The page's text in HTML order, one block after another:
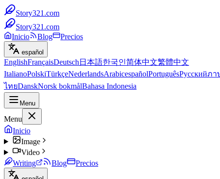
Story321.com
Story321.com
Inicio
Blog Precios
español
EnglishFrançaisDeutsch 日本語한국인简体中文繁體中文
ItalianoPolskiTürkçeNederlandsArabicespañolPortuguêsРусскийภา
ไทยDanskNorsk bokmålBahasa Indonesia
Menu
Menu
Inicio
Image
Video
Writing
Blog Precios